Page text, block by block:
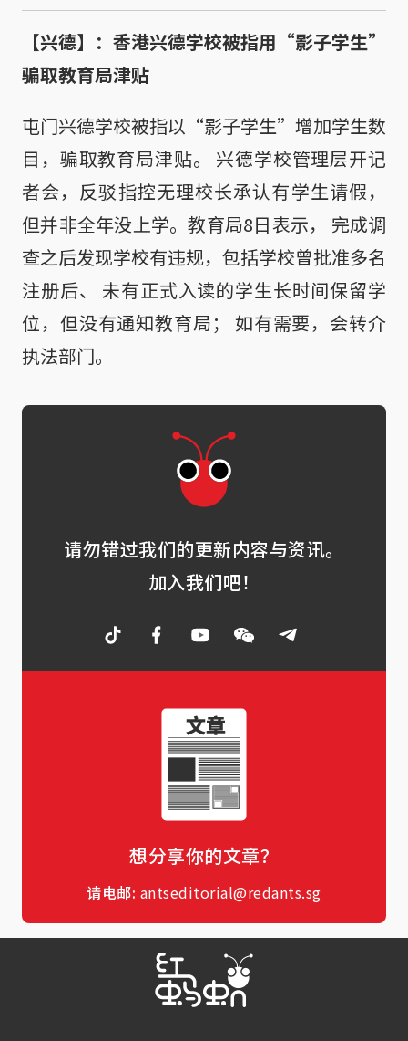
【兴德】：香港兴德学校被指用“影子学生”
骗取教育局津贴
屯门兴德学校被指以“影子学生”增加学生数
目，骗取教育局津贴。 兴德学校管理层开记
者会，反驳指控无理校长承认有学生请假，
但并非全年没上学。教育局8日表示， 完成调
查之后发现学校有违规，包括学校曾批准多名
注册后、 未有正式入读的学生长时间保留学
位，但没有通知教育局； 如有需要，会转介
执法部门。
请勿错过我们的更新内容与资讯。
加入我们吧！
想分享你的文章？
请电邮: antseditorial@redants.sg